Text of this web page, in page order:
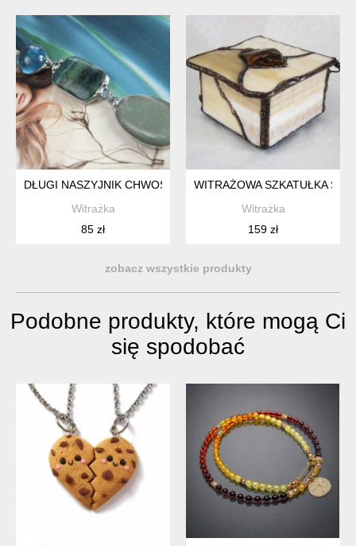
DŁUGI NASZYJNIK CHWOST, WISIOREK Z ŁAŃCUSZKIEM:
Witrażka
85 zł
WITRAŻOWA SZKATUŁKA
Witrażka
159 zł
zobacz wszystkie produkty
Podobne produkty, które mogą Ci
się spodobać